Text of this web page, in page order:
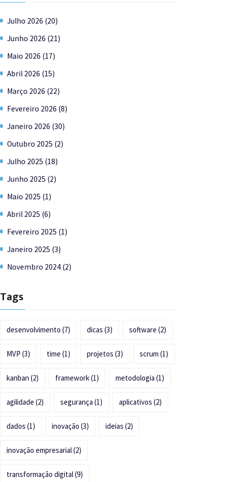
Julho 2026 (20)
Junho 2026 (21)
Maio 2026 (17)
Abril 2026 (15)
Março 2026 (22)
Fevereiro 2026 (8)
Janeiro 2026 (30)
Outubro 2025 (2)
Julho 2025 (18)
Junho 2025 (2)
Maio 2025 (1)
Abril 2025 (6)
Fevereiro 2025 (1)
Janeiro 2025 (3)
Novembro 2024 (2)
Tags
desenvolvimento (7) dicas (3) software (2)
MVP (3) time (1) projetos (3) scrum (1)
kanban (2) framework(1) metodologia (1)
agilidade (2) segurança (1) aplicativos (2)
dados (1) inovação (3) ideias (2)
inovação empresarial(2)
transformação digital(9)